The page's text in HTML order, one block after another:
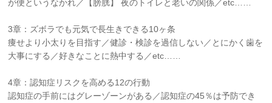
が便というなかれ／【膀胱】 夜のトイレと老いの関係／etc……
3章：ズボラでも元気で長生きできる10ヶ条
痩せより小太りを目指す／健診・検診を過信しない／とにかく歯を
大事にする／好きなことに熱中する／etc……
4章：認知症リスクを高める12の行動
認知症の手前にはグレーゾーンがある／認知症の45％は予防でき